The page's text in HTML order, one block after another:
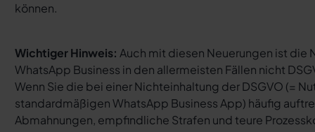
können.
Wichtiger Hinweis: Auch mit diesen Neuerungen ist die
WhatsApp Business in den allermeisten Fällen nicht
Wenn Sie die bei einer Nichteinhaltung der DSGVO (=
standardmäßigen WhatsApp Business App) häufig
Abmahnungen, empfindliche Strafen und teure